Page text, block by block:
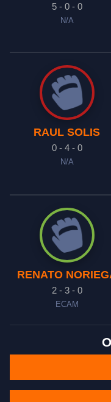
5 - 0 - 0
N/A
RAUL SOLIS
0 - 4 - 0
N/A
RENATO
2 - 3 - 0
ECAM